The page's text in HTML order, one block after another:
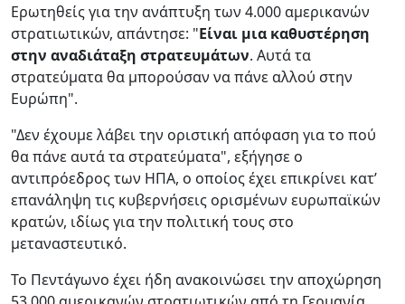
Ερωτηθείς για την ανάπτυξη των 4.000 αμερικανών
στρατιωτικών, απάντησε: "Είναι μια καθυστέρηση
στην αναδιάταξη στρατευμάτων. Αυτά τα
στρατεύματα θα μπορούσαν να πάνε αλλού στην
Ευρώπη".
"Δεν έχουμε λάβει την οριστική απόφαση για το πού
θα πάνε αυτά τα στρατεύματα", εξήγησε ο
αντιπρόεδρος των ΗΠΑ, ο οποίος έχει επικρίνει κατ’
επανάληψη τις κυβερνήσεις ορισμένων ευρωπαϊκών
κρατών, ιδίως για την πολιτική τους στο
μεταναστευτικό.
Το Πεντάγωνο έχει ήδη ανακοινώσει την αποχώρηση